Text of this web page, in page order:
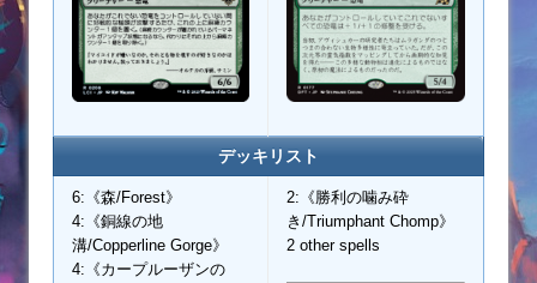
デッキリスト
6:《森/Forest》
4:《銅線の地
溝/Copperline Gorge》
4:《カープルーザンの
2:《勝利の噛み砕
き/Triumphant Chomp》
2 other spells